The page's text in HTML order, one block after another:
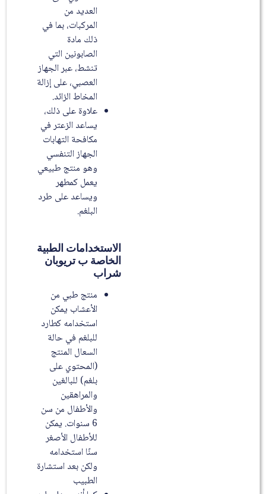
العديد من
المركبات، بما في
ذلك مادة
الصابونين التي
تنشط، عبر الجهاز
العصبي، على إزالة
المخاط الزائد.
علاوة على ذلك،
يساعد الزعتر في
مكافحة التهابات
الجهاز التنفسي
وهو منتج طبيعي
يعمل كمطهر
ويساعد على طرد
البلغم.
الاستخدامات الطبية
الخاصة ب تريوبان
شراب
منتج طبي من
الأعشاب يمكن
استخدامه كطارد
للبلغم في حالة
السعال المنتج
(المحتوي على
بلغم) للبالغين
والمراهقين
والأطفال من سن
6 سنوات. يمكن
للأطفال الأصغر
سنًا استخدامه
ولكن بعد استشارة
الطبيب